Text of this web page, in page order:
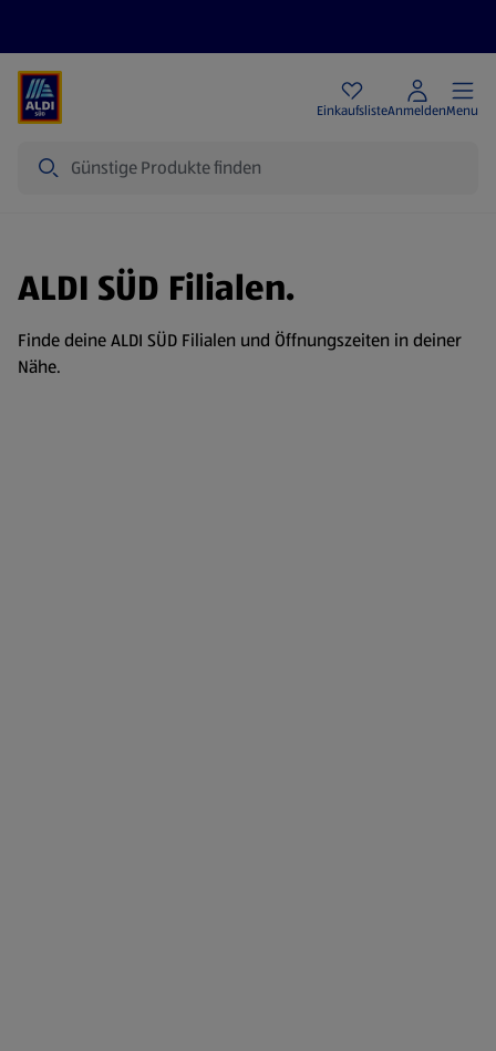
EinkaufslisteAnmeldenMenu
ALDI SÜD Filialen.
Finde deine ALDI SÜD Filialen und Öffnungszeiten in deiner
Nähe.